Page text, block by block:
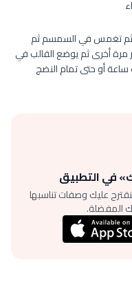
ثم تغمس في السمسم ثم
أخرى ثم يوضع القالب في
200 لمدة نصف ساعة أو حتى تمام النضج
في التطبيق
عليك وصفات تناسبها
المفضلة.